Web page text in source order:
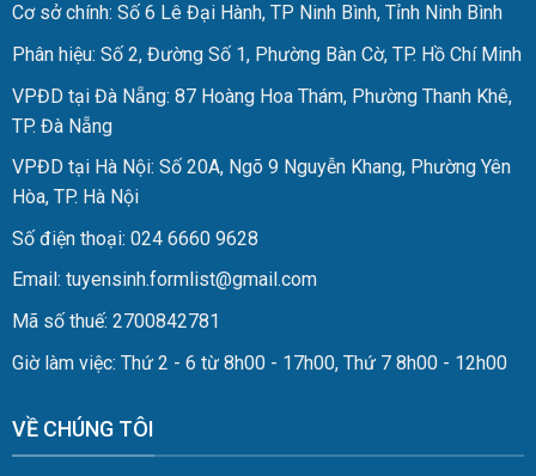
Cơ sở chính: Số 6 Lê Đại Hành, TP Ninh Bình, Tỉnh Ninh Bình
Phân hiệu: Số 2, Đường Số 1, Phường Bàn Cờ, TP. Hồ Chí Minh
VPĐD tại Đà Nẵng: 87 Hoàng Hoa Thám, Phường Thanh Khê,
TP. Đà Nẵng
VPĐD tại Hà Nội: Số 20A, Ngõ 9 Nguyễn Khang, Phường Yên
Hòa, TP. Hà Nội
Số điện thoại: 024 6660 9628
Email: tuyensinh.formlist@gmail.com
Mã số thuế: 2700842781
Giờ làm việc: Thứ 2 - 6 từ 8h00 - 17h00, Thứ 7 8h00 - 12h00
VỀ CHÚNG TÔI